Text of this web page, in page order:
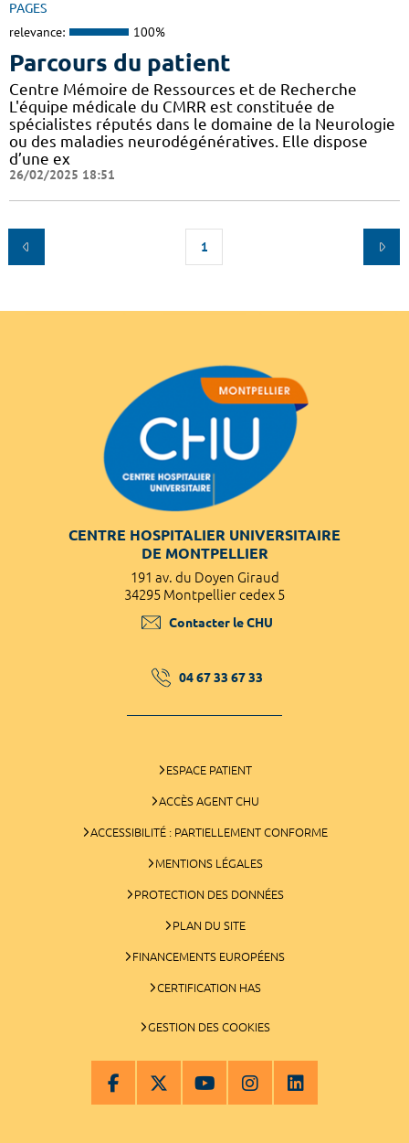
PAGES
relevance: 100%
Parcours du patient
Centre Mémoire de Ressources et de Recherche
L'équipe médicale du CMRR est constituée de
spécialistes réputés dans le domaine de la Neurologie
ou des maladies neurodégénératives. Elle dispose
d’une ex
26/02/2025 18:51
1
CENTRE HOSPITALIER UNIVERSITAIRE
DE MONTPELLIER
191 av. du Doyen Giraud
34295 Montpellier cedex 5
Contacter le CHU
04 67 33 67 33
ESPACE PATIENT
ACCÈS AGENT CHU
ACCESSIBILITÉ : PARTIELLEMENT CONFORME
MENTIONS LÉGALES
PROTECTION DES DONNÉES
PLAN DU SITE
FINANCEMENTS EUROPÉENS
CERTIFICATION HAS
GESTION DES COOKIES